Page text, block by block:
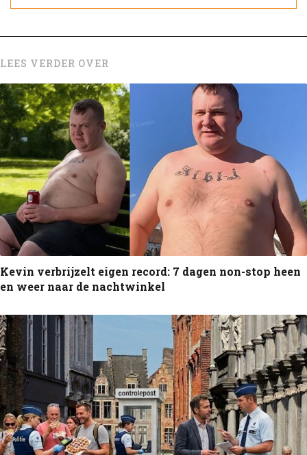
LEES VERDER OVER
Kevin verbrijzelt eigen record: 7 dagen non-stop heen
en weer naar de nachtwinkel